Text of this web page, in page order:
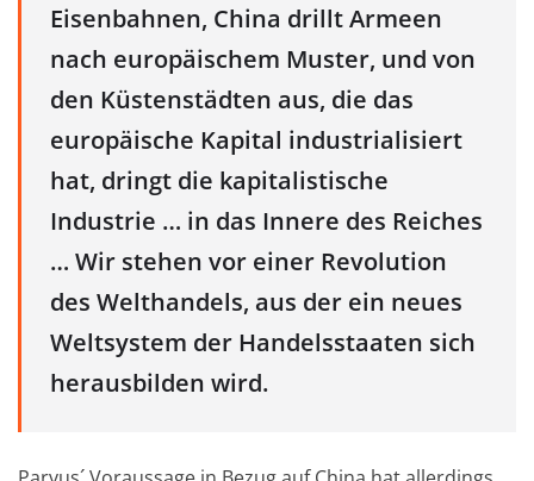
Eisenbahnen, China drillt Armeen
nach europäischem Muster, und von
den Küstenstädten aus, die das
europäische Kapital industrialisiert
hat, dringt die kapitalistische
Industrie … in das Innere des Reiches
… Wir stehen vor einer Revolution
des Welthandels, aus der ein neues
Weltsystem der Handelsstaaten sich
herausbilden wird.